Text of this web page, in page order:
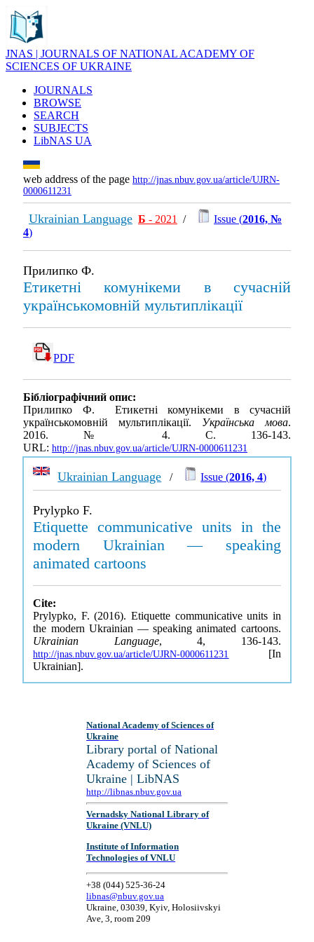
JNAS | JOURNALS OF NATIONAL ACADEMY OF
SCIENCES OF UKRAINE
JOURNALS
BROWSE
SEARCH
SUBJECTS
LibNAS UA
web address of the page http://jnas.nbuv.gov.ua/article/UJRN-
0000611231
Ukrainian Language Б - 2021 / Issue (2016, №
4)
Прилипко Ф.
Етикетні комунікеми в сучасній
українськомовній мультиплікації
PDF
Бібліографічний опис:
Прилипко Ф. Етикетні комунікеми в сучасній
українськомовній мультиплікації. Українська мова.
2016. № 4. С. 136-143.
URL: http://jnas.nbuv.gov.ua/article/UJRN-0000611231
Ukrainian Language / Issue (2016, 4)
Prylypko F.
Etiquette communicative units in the
modern Ukrainian — speaking
animated cartoons
Cite:
Prylypko, F. (2016). Etiquette communicative units in
the modern Ukrainian — speaking animated cartoons.
Ukrainian Language, 4, 136-143.
http://jnas.nbuv.gov.ua/article/UJRN-0000611231
[In
Ukrainian].
National Academy of Sciences of
Ukraine
Library portal of National
Academy of Sciences of
Ukraine | LibNAS
http://libnas.nbuv.gov.ua
Vernadsky National Library of
Ukraine (VNLU)
Institute of Information
Technologies of VNLU
+38 (044) 525-36-24
libnas@nbuv.gov.ua
Ukraine, 03039, Kyiv, Holosiivskyi
Ave, 3, room 209